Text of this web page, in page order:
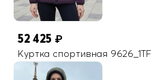
52 425 ₽
Куртка спортивная 9626_1TF